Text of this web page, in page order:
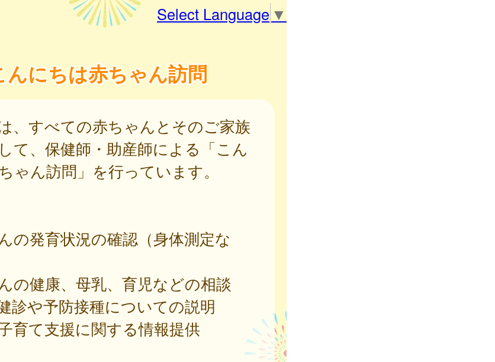
Select Language ▼
んにちは赤ちゃん訪問
、すべての赤ちゃんとそのご家族
て、保健師・助産師による「こん
ゃん訪問」を行っています。
の発育状況の確認（身体測定な
の健康、母乳、育児などの相談
診や予防接種についての説明
育て支援に関する情報提供